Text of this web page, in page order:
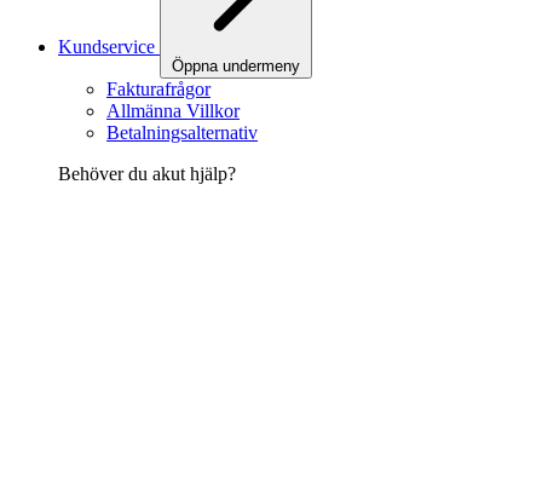
Kundservice
Öppna undermeny
Fakturafrågor
Allmänna Villkor
Betalningsalternativ
Behöver du akut hjälp?